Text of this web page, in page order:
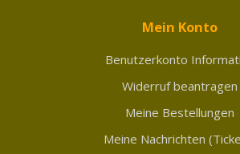
Mein Konto
Benutzerkonto
Widerruf beantragen
Meine Bestellungen
Meine Nachrichten